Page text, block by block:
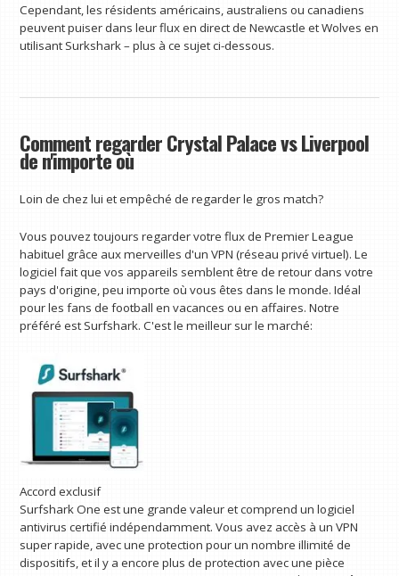
Cependant, les résidents américains, australiens ou canadiens
peuvent puiser dans leur flux en direct de Newcastle et Wolves en
utilisant Surkshark – plus à ce sujet ci-dessous.
Comment regarder Crystal Palace vs Liverpool
de n'importe où
Loin de chez lui et empêché de regarder le gros match?
Vous pouvez toujours regarder votre flux de Premier League
habituel grâce aux merveilles d'un VPN (réseau privé virtuel). Le
logiciel fait que vos appareils semblent être de retour dans votre
pays d'origine, peu importe où vous êtes dans le monde. Idéal
pour les fans de football en vacances ou en affaires. Notre
préféré est Surfshark. C'est le meilleur sur le marché:
Accord exclusif
Surfshark One est une grande valeur et comprend un logiciel
antivirus certifié indépendamment. Vous avez accès à un VPN
super rapide, avec une protection pour un nombre illimité de
dispositifs, et il y a encore plus de protection avec une pièce